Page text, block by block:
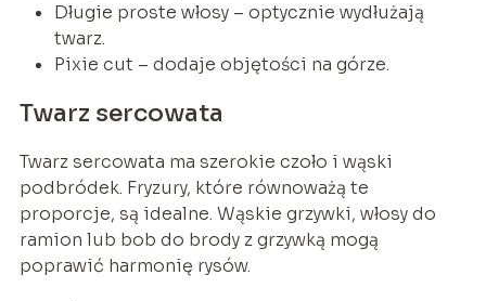
Długie proste włosy – optycznie wydłużają
twarz.
Pixie cut – dodaje objętości na górze.
Twarz sercowata
Twarz sercowata ma szerokie czoło i wąski
podbródek. Fryzury, które równoważą te
proporcje, są idealne. Wąskie grzywki, włosy do
ramion lub bob do brody z grzywką mogą
poprawić harmonię rysów.